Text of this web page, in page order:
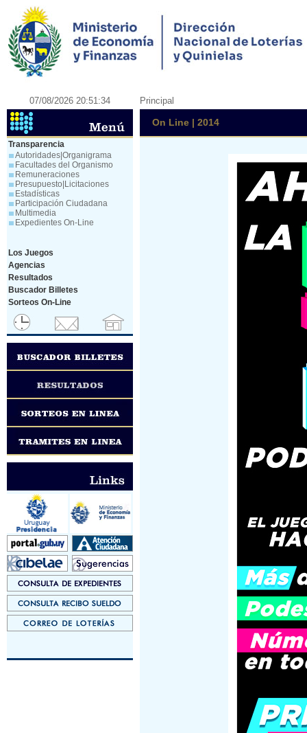
07/08/2026 20:51:34 Principal
Transparencia
Autoridades|Organigrama
Facultades del Organismo
Remuneraciones
Presupuesto|Licitaciones
Estadísticas
Participación Ciudadana
Multimedia
Expedientes On-Line
Los Juegos
Agencias
Resultados
Buscador Billetes
Sorteos On-Line
On Line | 2014